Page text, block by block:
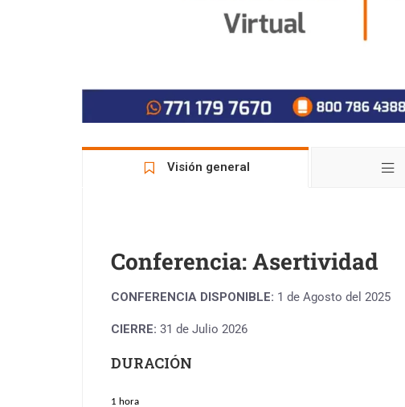
Visión general
Conferencia: Asertividad
CONFERENCIA DISPONIBLE: 1 de Agosto del 2025
CIERRE: 31 de Julio 2026
DURACIÓN
1 hora